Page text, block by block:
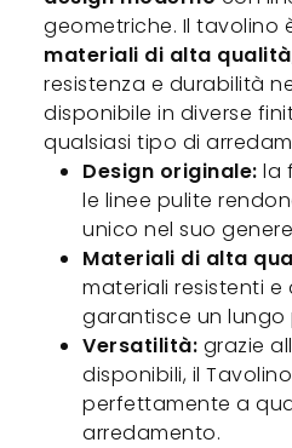
geometriche. Il tavolino
materiali di alta qualità
resistenza e durabilità
disponibile in diverse
qualsiasi tipo di
Design originale: la
le linee pulite
unico nel suo
Materiali di alta
materiali resistenti e
garantisce un lungo
Versatilità: grazie
disponibili, il
perfettamente a
arredamento.